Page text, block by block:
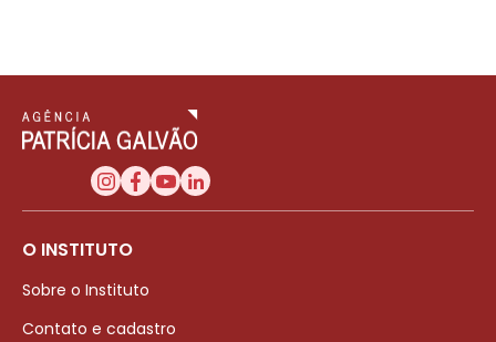
O INSTITUTO
Sobre o Instituto
Contato e cadastro